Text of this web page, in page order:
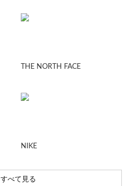
THE NORTH FACE
NIKE
すべて見る